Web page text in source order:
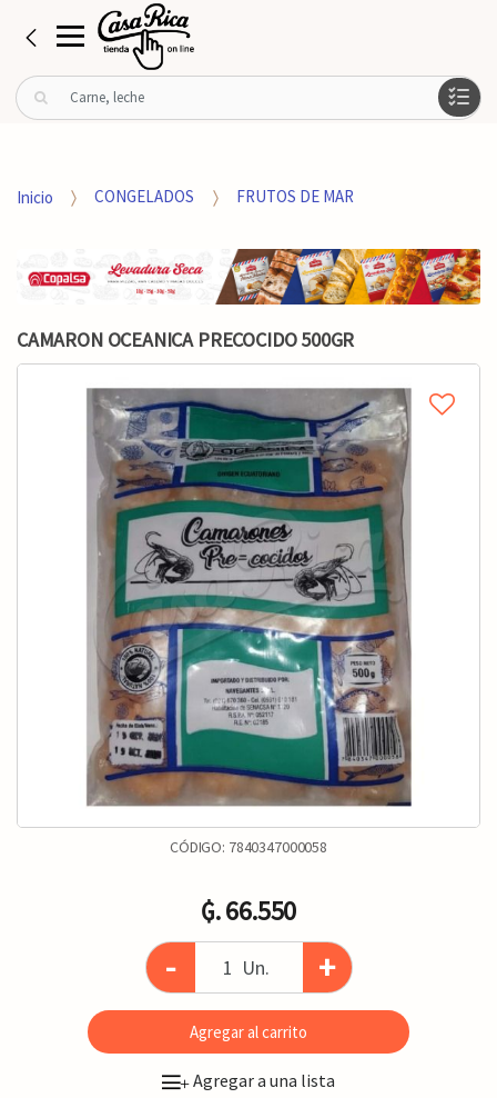
B
u
rInicio CONGELADOS FRUTOS DE MAR
CAMARON OCEANICA PRECOCIDO 500GR
CÓDIGO: 7840347000058
₲. 66.550
- Un. +
Agregar al carrito
+Agregar a una lista